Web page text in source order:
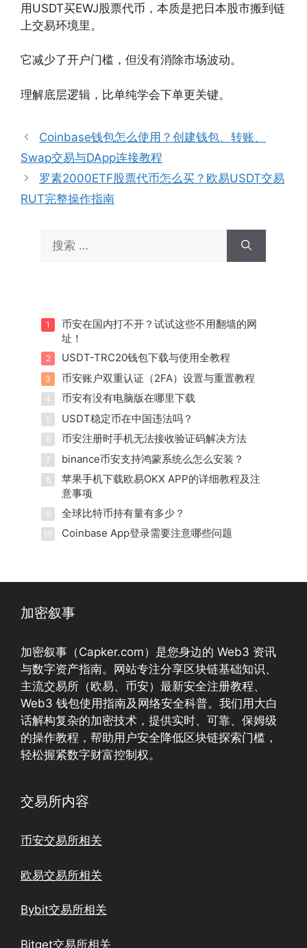
用USDT买EWJ股票代币，本质是把日本股市搬到链
上交易环境里。
它减少了开户门槛，但没有消除市场波动。
理解底层逻辑，比单纯学会下单更关键。
Coinbase钱包怎么使用？创建钱包、转账、
Swap交易与DApp连接教程
罗素2000ETF股票代币怎么买？欧易USDT交易
RUT完整操作指南
索：
1
币安在国内打不开？试试这些不用翻墙的网
址！
2 USDT-TRC20钱包下载与使用全教程
3 币安账户双重认证（2FA）设置与重置教程
4 币安有没有电脑版在哪里下载
5 USDT稳定币在中国违法吗？
6 币安注册时手机无法接收验证码解决方法
7 binance币安支持鸿蒙系统么怎么安装？
8
苹果手机下载欧易OKX APP的详细教程及注
意事项
9 全球比特币持有量有多少？
10 Coinbase App登录需要注意哪些问题
加密叙事
加密叙事（Capker.com）是您身边的 Web3 资讯
与数字资产指南。网站专注分享区块链基础知识、
主流交易所（欧易、币安）最新安全注册教程、
Web3 钱包使用指南及网络安全科普。我们用大白
话解构复杂的加密技术，提供实时、可靠、保姆级
的操作教程，帮助用户安全降低区块链探索门槛，
轻松握紧数字财富控制权。
交易所内容
币安交易所相关
欧易交易所相关
Bybit交易所相关
Bitget交易所相关